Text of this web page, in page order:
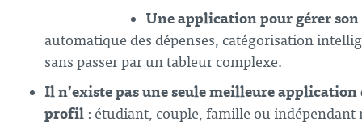
Une application pour gérer
automatique des dépenses, catégorisation
sans passer par un tableur complexe.
Il n’existe pas une seule meilleure
profil : étudiant, couple, famille ou indépendant